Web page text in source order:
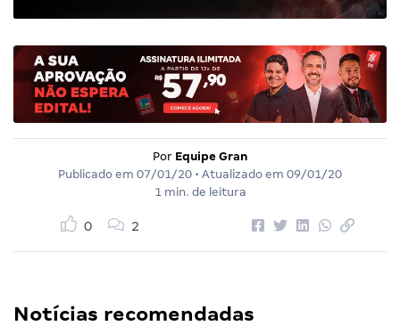
Por Equipe Gran
Publicado em 07/01/20 • Atualizado em 09/01/20
1 min. de leitura
0 2
Notícias recomendadas